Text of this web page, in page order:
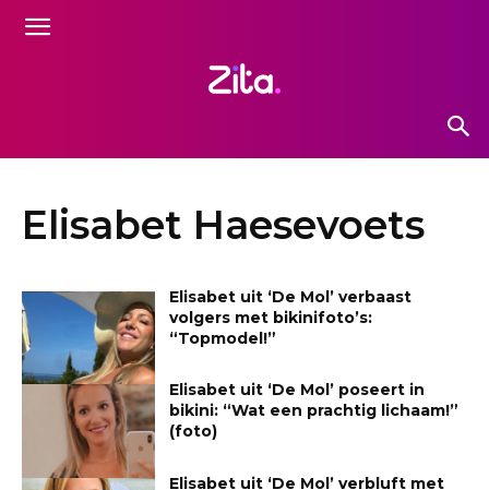
Elisabet Haesevoets
Elisabet uit ‘De Mol’ verbaast
volgers met bikinifoto’s:
“Topmodel!”
Elisabet uit ‘De Mol’ poseert in
bikini: “Wat een prachtig lichaam!”
(foto)
Elisabet uit ‘De Mol’ verbluft met